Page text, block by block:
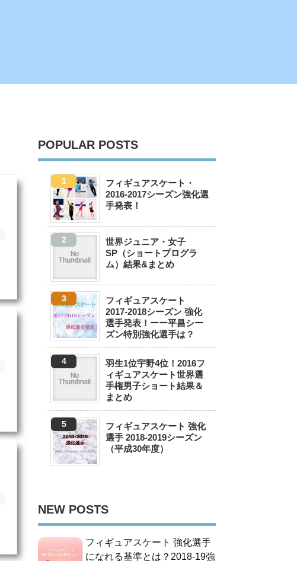
POPULAR POSTS
フィギュアスケート・
2016-2017シーズン強化選
手発表！
世界ジュニア・女子
SP（ショートプログラ
ム）結果&まとめ
フィギュアスケート
2017-2018シーズン 強化
選手発表！ーー平昌シー
ズン特別強化選手は？
羽生1位宇野4位！2016フ
ィギュアスケート世界選
手権男子ショート結果＆
まとめ
フィギュアスケート 強化
選手 2018-2019シーズン
（平成30年度）
NEW POSTS
フィギュアスケート 強化選手
になれる基準とは？2018-19強